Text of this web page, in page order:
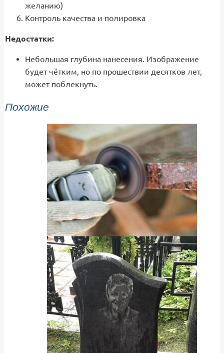
желанию)
Контроль качества и полировка
Недостатки:
Небольшая глубина нанесения. Изображение
будет чётким, но по прошествии десятков лет,
может поблекнуть.
Похожие